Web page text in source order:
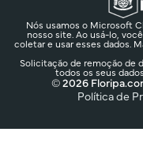
Nós usamos o Microsoft
nosso site. Ao usá-lo,
coletar e usar esses dados.
Solicitação de remoção de
todos os seus
© 2026
Política de